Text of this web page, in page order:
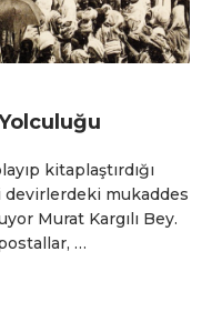
kitaplaştırdığı
mukaddes
Murat Kargılı Bey.
…